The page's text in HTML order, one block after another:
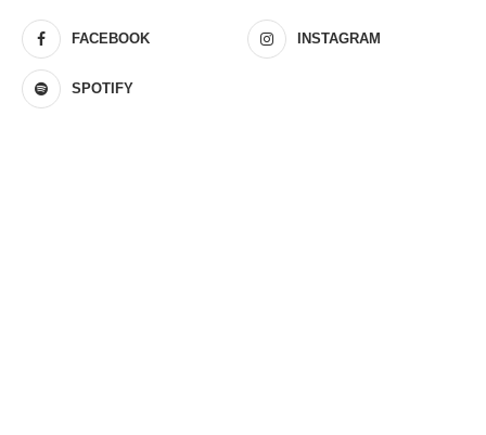
FACEBOOK INSTAGRAM
SPOTIFY